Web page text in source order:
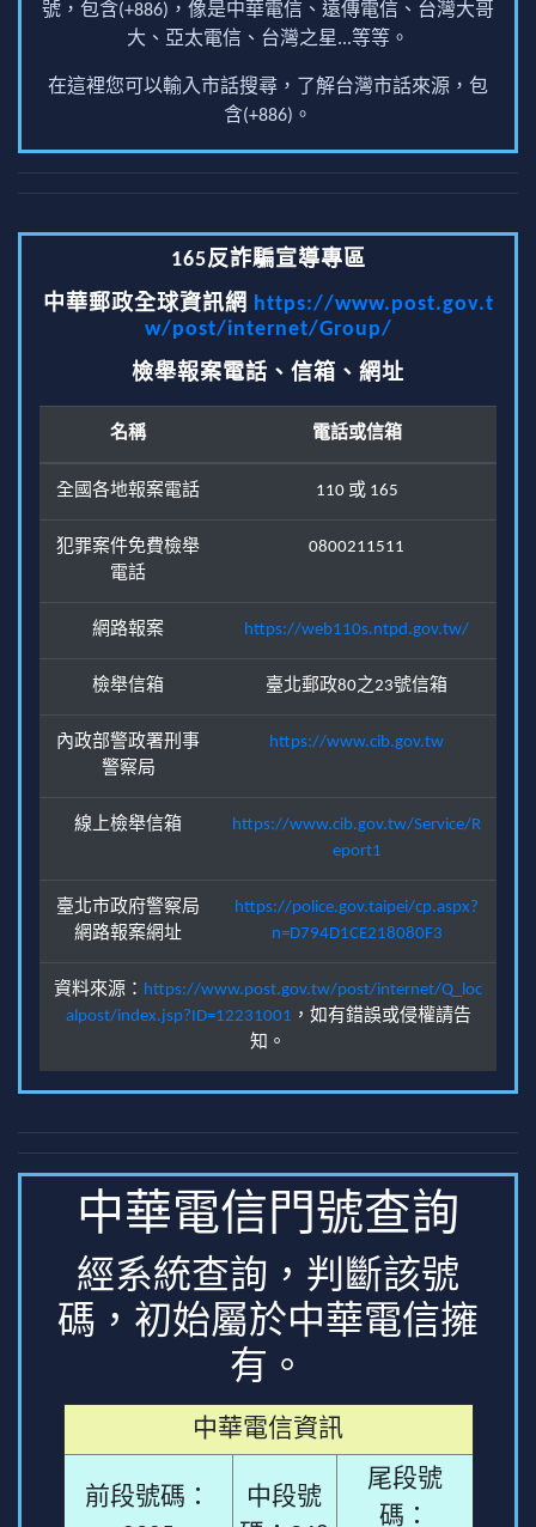
號，包含(+886)，像是中華電信、遠傳電信、台灣大哥
大、亞太電信、台灣之星...等等。
在這裡您可以輸入市話搜尋，了解台灣市話來源，包
含(+886)。
165反詐騙宣導專區
中華郵政全球資訊網 https://www.post.gov.t
w/post/internet/Group/
檢舉報案電話、信箱、網址
名稱 電話或信箱
全國各地報案電話 110 或 165
犯罪案件免費檢舉
電話
0800211511
網路報案 https://web110s.ntpd.gov.tw/
檢舉信箱 臺北郵政80之23號信箱
內政部警政署刑事
警察局
https://www.cib.gov.tw
線上檢舉信箱
https://www.cib.gov.tw/Service/R
eport1
臺北市政府警察局
網路報案網址
https://police.gov.taipei/cp.aspx?
n=D794D1CE218080F3
資料來源： https://www.post.gov.tw/post/internet/Q_loc
alpost/index.jsp?ID=12231001 ，如有錯誤或侵權請告
知。
中華電信門號查詢
經系統查詢，判斷該號
碼，初始屬於中華電信擁
有。
中華電信資訊
前段號碼：
中段號
尾段號
碼：